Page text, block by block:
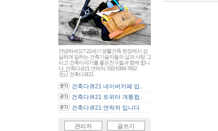
안녕하세요? 21세기 생활건축 현장에서 성
실하게 일하는 건축기술자들의 삶과 사랑 그
리고 건축이야기를 좋은친구들과 함께 합니
다. 건축다큐21 연락처: 010-5393-7652
건축다큐21
건축다큐21 네이버카페 입..
건축다큐21 트위터 개통합..
건축다큐21 연락처 입니다
관리자 글쓰기